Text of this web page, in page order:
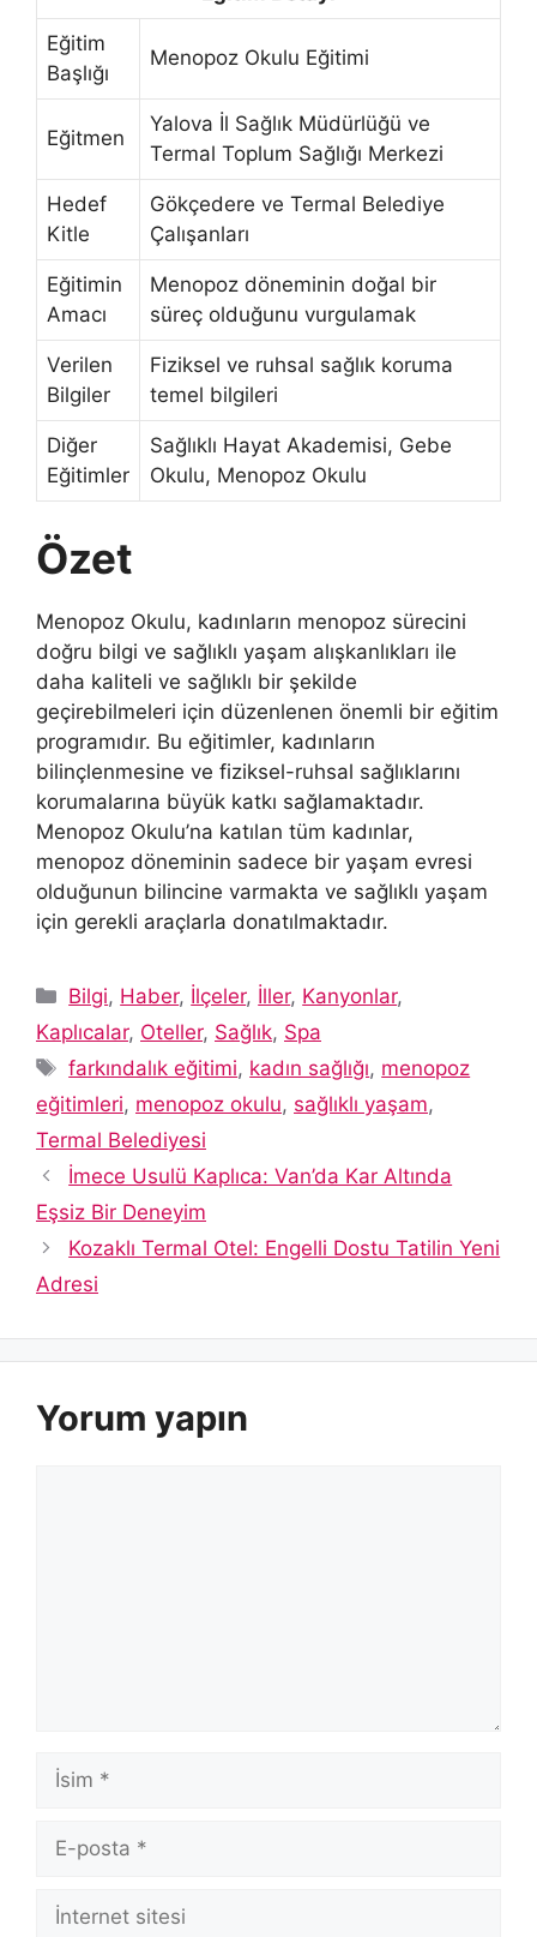
Eğitim
Başlığı
Menopoz Okulu Eğitimi
Eğitmen
Yalova İl Sağlık Müdürlüğü ve
Termal Toplum Sağlığı Merkezi
Hedef
Kitle
Gökçedere ve Termal Belediye
Çalışanları
Eğitimin
Amacı
Menopoz döneminin doğal bir
süreç olduğunu vurgulamak
Verilen
Bilgiler
Fiziksel ve ruhsal sağlık koruma
temel bilgileri
Diğer
Eğitimler
Sağlıklı Hayat Akademisi, Gebe
Okulu, Menopoz Okulu
Özet
Menopoz Okulu, kadınların menopoz sürecini
doğru bilgi ve sağlıklı yaşam alışkanlıkları ile
daha kaliteli ve sağlıklı bir şekilde
geçirebilmeleri için düzenlenen önemli bir eğitim
programıdır. Bu eğitimler, kadınların
bilinçlenmesine ve fiziksel-ruhsal sağlıklarını
korumalarına büyük katkı sağlamaktadır.
Menopoz Okulu’na katılan tüm kadınlar,
menopoz döneminin sadece bir yaşam evresi
olduğunun bilincine varmakta ve sağlıklı yaşam
için gerekli araçlarla donatılmaktadır.
Kategoriler
Bilgi, Haber, İlçeler, İller, Kanyonlar,
Kaplıcalar, Oteller, Sağlık, Spa
Etiketler
farkındalık eğitimi, kadın sağlığı, menopoz
eğitimleri, menopoz okulu, sağlıklı yaşam,
Termal Belediyesi
İmece Usulü Kaplıca: Van’da Kar Altında
Eşsiz Bir Deneyim
Kozaklı Termal Otel: Engelli Dostu Tatilin Yeni
Adresi
Yorum yapın
İsim
posta
İnternet
sitesi